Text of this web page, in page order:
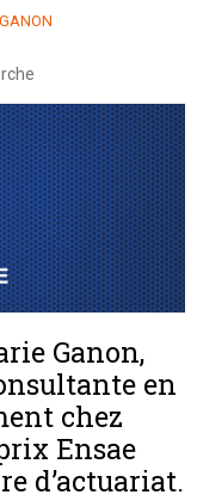
Ganon,
en
chez
Ensae
d’actuariat.